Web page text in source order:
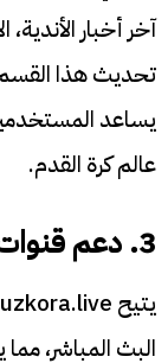
آخر أخبار
تحديث هذا القسم
يساعد
عالم كرة القدم.
3. دعم قنوات بي إن سبورت
البث المباشر،